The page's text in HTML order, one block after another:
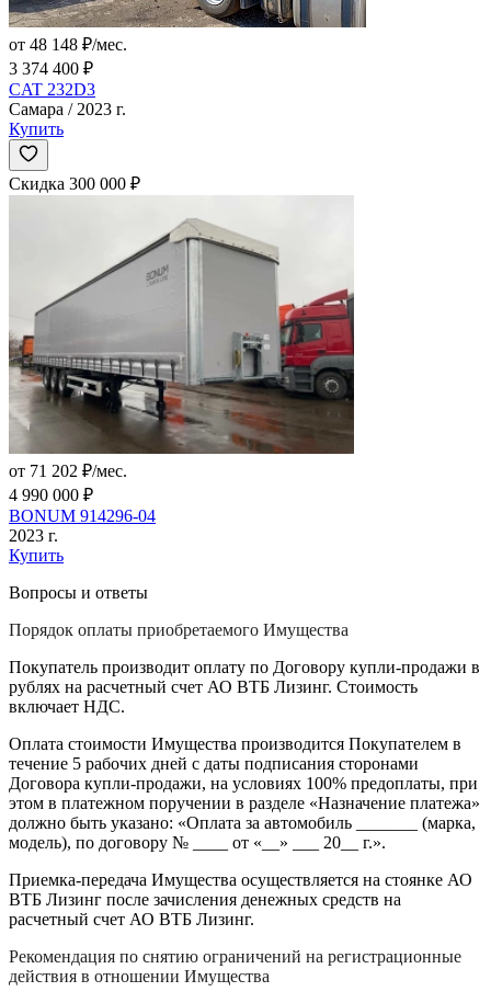
от 48 148 ₽/мес.
3 374 400 ₽
CAT 232D3
Самара / 2023 г.
Купить
Скидка 300 000 ₽
от 71 202 ₽/мес.
4 990 000 ₽
BONUM 914296-04
2023 г.
Купить
Вопросы и ответы
Порядок оплаты приобретаемого Имущества
Покупатель производит оплату по Договору купли-продажи в
рублях на расчетный счет АО ВТБ Лизинг. Стоимость
включает НДС.
Оплата стоимости Имущества производится Покупателем в
течение 5 рабочих дней с даты подписания сторонами
Договора купли-продажи, на условиях 100% предоплаты, при
этом в платежном поручении в разделе «Назначение платежа»
должно быть указано: «Оплата за автомобиль _______ (марка,
модель), по договору № ____ от «__» ___ 20__ г.».
Приемка-передача Имущества осуществляется на стоянке АО
ВТБ Лизинг после зачисления денежных средств на
расчетный счет АО ВТБ Лизинг.
Рекомендация по снятию ограничений на регистрационные
действия в отношении Имущества